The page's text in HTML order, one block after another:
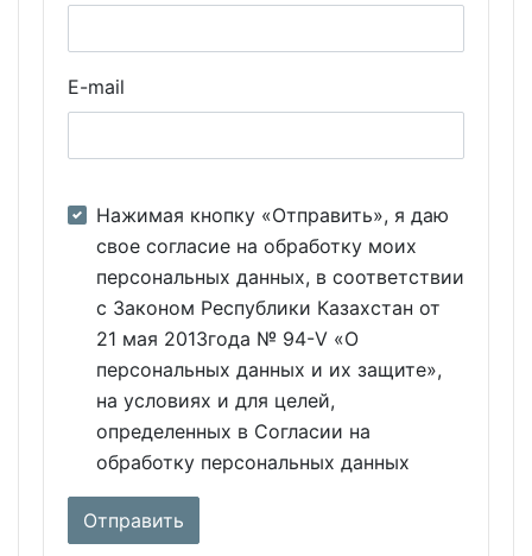
E-mail
Нажимая кнопку «Отправить», я даю
свое согласие на обработку моих
персональных данных, в соответствии
с Законом Республики Казахстан от
21 мая 2013года № 94-V «О
персональных данных и их защите»,
на условиях и для целей,
определенных в Согласии на
обработку персональных данных